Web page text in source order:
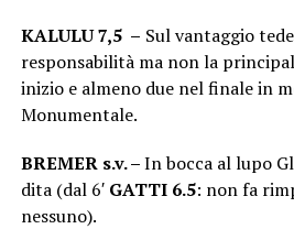
KALULU 7,5 – Sul vantaggio
responsabilità ma non la
inizio e almeno due nel finale in
Monumentale.
BREMER s.v. –In bocca al lupo
dita (dal 6′ GATTI 6.5: non fa
nessuno).